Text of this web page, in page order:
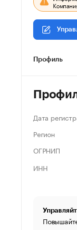
Профиль
Дата
Регион
ОГРНИП
ИНН